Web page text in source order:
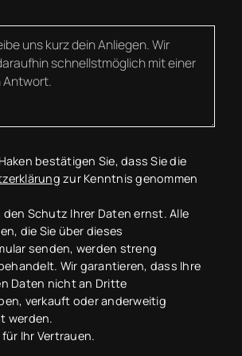
bestätigen Sie, dass Sie die
zur Kenntnis genommen
den Schutz Ihrer Daten ernst. Alle
die Sie über dieses
senden, werden streng
Wir garantieren, dass Ihre
Daten nicht an Dritte
verkauft oder anderweitig
werden.
Ihr Vertrauen.